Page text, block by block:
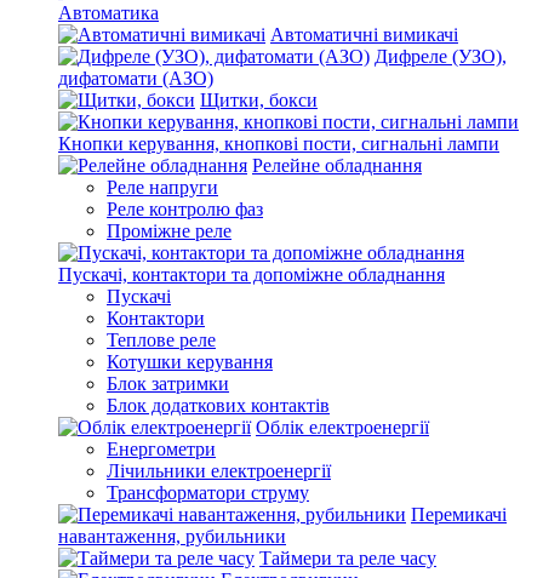
Автоматика
Автоматичні вимикачі
Дифреле (УЗО),
дифатомати (АЗО)
Щитки, бокси
Кнопки керування, кнопкові пости, сигнальні лампи
Релейне обладнання
Реле напруги
Реле контролю фаз
Проміжне реле
Пускачі, контактори та допоміжне обладнання
Пускачі
Контактори
Теплове реле
Котушки керування
Блок затримки
Блок додаткових контактів
Облік електроенергії
Енергометри
Лічильники електроенергії
Трансформатори струму
Перемикачі
навантаження, рубильники
Таймери та реле часу